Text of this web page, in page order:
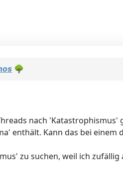
🌳
nach
enthält. Kann das bei
zu suchen, weil ich